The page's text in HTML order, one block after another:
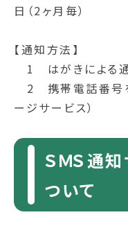
日（2ヶ月毎）
【通知方法】
1 はがきによる
2 携帯電話番号を
ージサービス）
ＳＭＳ通
ついて